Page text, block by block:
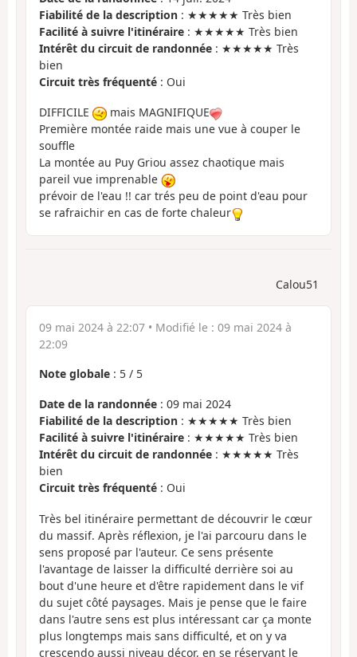
Fiabilité de la description : ★★★★★ Très bien
Facilité à suivre l'itinéraire : ★★★★★ Très bien
Intérêt du circuit de randonnée : ★★★★★ Très
bien
Circuit très fréquenté : Oui
DIFFICILE
mais MAGNIFIQUE
Première montée raide mais une vue à couper le
souffle
La montée au Puy Griou assez chaotique mais
pareil vue imprenable
prévoir de l'eau !! car trés peu de point d'eau pour
se rafraichir en cas de forte chaleur
Calou51
09 mai 2024 à 22:07 • Modifié le : 09 mai 2024 à
22:09
Note globale : 5 / 5
Date de la randonnée : 09 mai 2024
Fiabilité de la description : ★★★★★ Très bien
Facilité à suivre l'itinéraire : ★★★★★ Très bien
Intérêt du circuit de randonnée : ★★★★★ Très
bien
Circuit très fréquenté : Oui
Très bel itinéraire permettant de découvrir le cœur
du massif. Après réflexion, je l'ai parcouru dans le
sens proposé par l'auteur. Ce sens présente
l'avantage de laisser la difficulté derrière soi au
bout d'une heure et d'être rapidement dans le vif
du sujet côté paysages. Mais je pense que le faire
dans l'autre sens est plus intéressant car ça monte
plus longtemps mais sans difficulté, et on y va
crescendo aussi niveau décor, en se réservant le